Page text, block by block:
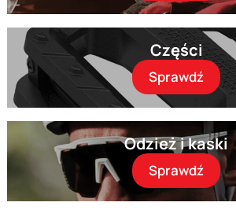
Części
Sprawdź
Odzież i kaski
Sprawdź